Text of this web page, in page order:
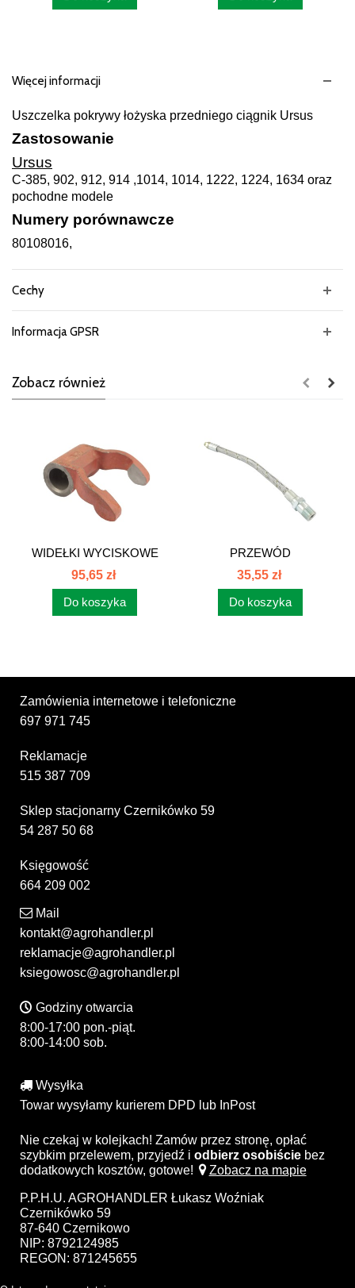
Więcej informacji
Uszczelka pokrywy łożyska przedniego ciągnik Ursus
Zastosowanie
Ursus
C-385, 902, 912, 914 ,1014, 1014, 1222, 1224, 1634 oraz
pochodne modele
Numery porównawcze
80108016,
Cechy
Informacja GPSR
Zobacz również
WIDEŁKI WYCISKOWE
C385 80108004
95,65 zł
Do koszyka
PRZEWÓD
SMAROWANIA
ŁOŻ.C385...
35,55 zł
Do koszyka
Zamówienia internetowe i telefoniczne
697 971 745
Reklamacje
515 387 709
Sklep stacjonarny Czernikówko 59
54 287 50 68
Księgowość
664 209 002
Mail
kontakt@agrohandler.pl
reklamacje@agrohandler.pl
ksiegowosc@agrohandler.pl
Godziny otwarcia
8:00-17:00 pon.-piąt.
8:00-14:00 sob.
Wysyłka
Towar wysyłamy kurierem DPD lub InPost
Nie czekaj w kolejkach! Zamów przez stronę, opłać
szybkim przelewem, przyjedź i odbierz osobiście bez
dodatkowych kosztów, gotowe!
Zobacz na mapie
P.P.H.U. AGROHANDLER Łukasz Woźniak
Czernikówko 59
87-640 Czernikowo
NIP: 8792124985
REGON: 871245655